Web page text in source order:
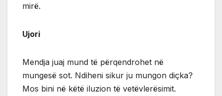
mirë.
Ujori
Mendja juaj mund të përqendrohet në
mungesë sot. Ndiheni sikur ju mungon diçka?
Mos bini në këtë iluzion të vetëvlerësimit.